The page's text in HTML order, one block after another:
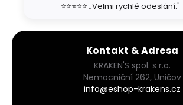
⭐⭐⭐⭐⭐ „Velmi rychlé odeslání."
Kontakt & Adresa
KRAKEN'S spol. s r.o.
Nemocniční 262, Uničov
info@eshop-krakens.cz